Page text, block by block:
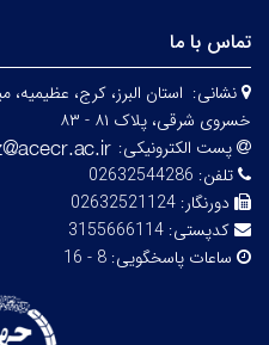
تماس با ما
نشانی: استان البرز، کرج،
خسروی شرقی، پلاک ۸۱ - ۸۳
پست الکترونیکی:
تلفن: 02632544286
دورنگار: 02632521124
کدپستی: 3155666114
ساعات پاسخگویی: 8 - 16